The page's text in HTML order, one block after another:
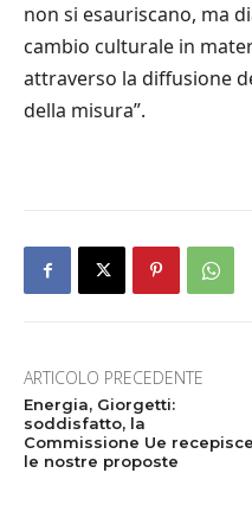
non si esauriscano, ma
cambio culturale in
attraverso la diffusione
della misura”.
ARTICOLO PRECEDENTE
Energia, Giorgetti:
soddisfatto, la
Commissione Ue recepisce
le nostre proposte